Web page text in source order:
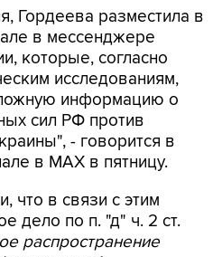
которые, согласно
исследованиям,
информацию о
сил РФ против
- говорится в
в MAX в пятницу.
что в связи с этим
распространение
об
сил РФ).